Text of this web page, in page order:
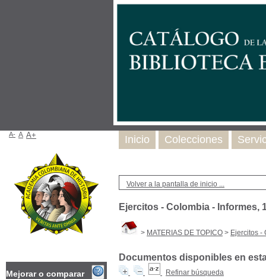
Volver a la pantalla de inicio ...
Ejercitos - Colombia - Informes,
> MATERIAS DE TOPICO > Ejercitos -
Documentos disponibles en
Refinar búsqueda
Inicio Colecciones
A- A A+
Mejorar o comparar